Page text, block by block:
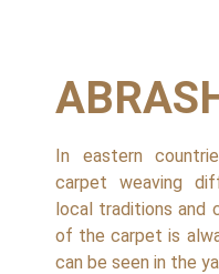
In eastern
carpet weaving
local traditions and
of the carpet is
can be seen in the